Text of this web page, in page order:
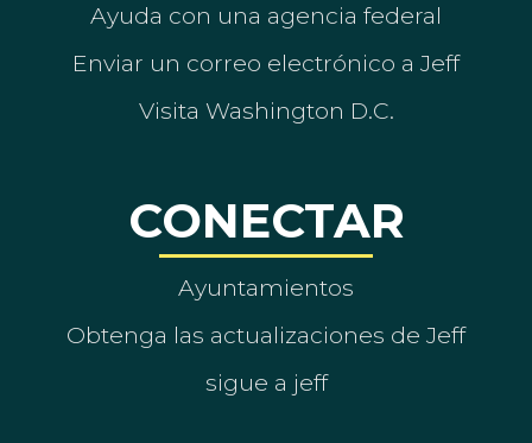
Ayuda con una agencia federal
Enviar un correo electrónico a Jeff
Visita Washington D.C.
CONECTAR
Ayuntamientos
Obtenga las actualizaciones de Jeff
sigue a jeff